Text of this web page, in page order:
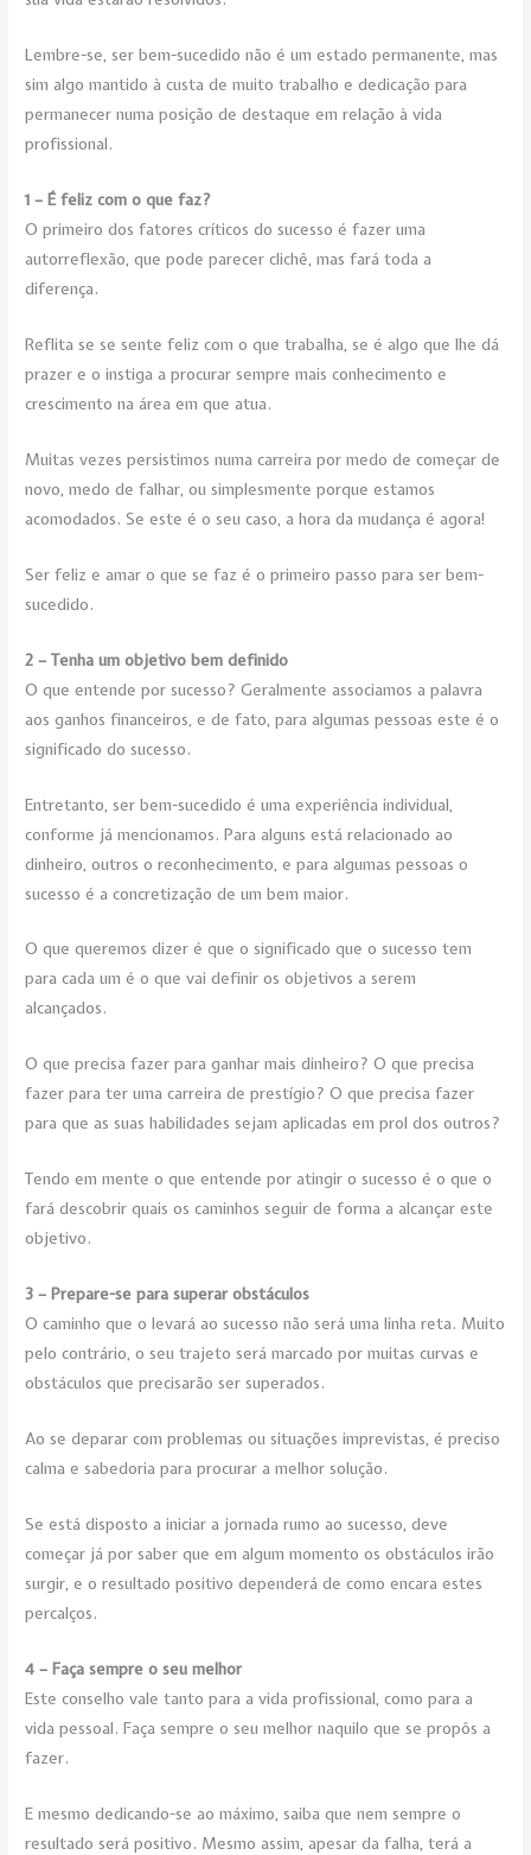
Lembre-se, ser bem-sucedido não é um estado permanente, mas
sim algo mantido à custa de muito trabalho e dedicação para
permanecer numa posição de destaque em relação à vida
profissional.
1 – É feliz com o que faz?
O primeiro dos fatores críticos do sucesso é fazer uma
autorreflexão, que pode parecer clichê, mas fará toda a
diferença.
Reflita se se sente feliz com o que trabalha, se é algo que lhe dá
prazer e o instiga a procurar sempre mais conhecimento e
crescimento na área em que atua.
Muitas vezes persistimos numa carreira por medo de começar de
novo, medo de falhar, ou simplesmente porque estamos
acomodados. Se este é o seu caso, a hora da mudança é agora!
Ser feliz e amar o que se faz é o primeiro passo para ser bem-
sucedido.
2 – Tenha um objetivo bem definido
O que entende por sucesso? Geralmente associamos a palavra
aos ganhos financeiros, e de fato, para algumas pessoas este é o
significado do sucesso.
Entretanto, ser bem-sucedido é uma experiência individual,
conforme já mencionamos. Para alguns está relacionado ao
dinheiro, outros o reconhecimento, e para algumas pessoas o
sucesso é a concretização de um bem maior.
O que queremos dizer é que o significado que o sucesso tem
para cada um é o que vai definir os objetivos a serem
alcançados.
O que precisa fazer para ganhar mais dinheiro? O que precisa
fazer para ter uma carreira de prestígio? O que precisa fazer
para que as suas habilidades sejam aplicadas em prol dos outros?
Tendo em mente o que entende por atingir o sucesso é o que o
fará descobrir quais os caminhos seguir de forma a alcançar este
objetivo.
3 – Prepare-se para superar obstáculos
O caminho que o levará ao sucesso não será uma linha reta. Muito
pelo contrário, o seu trajeto será marcado por muitas curvas e
obstáculos que precisarão ser superados.
Ao se deparar com problemas ou situações imprevistas, é preciso
calma e sabedoria para procurar a melhor solução.
Se está disposto a iniciar a jornada rumo ao sucesso, deve
começar já por saber que em algum momento os obstáculos irão
surgir, e o resultado positivo dependerá de como encara estes
percalços.
4 – Faça sempre o seu melhor
Este conselho vale tanto para a vida profissional, como para a
vida pessoal. Faça sempre o seu melhor naquilo que se propôs a
fazer.
E mesmo dedicando-se ao máximo, saiba que nem sempre o
resultado será positivo. Mesmo assim, apesar da falha, terá a